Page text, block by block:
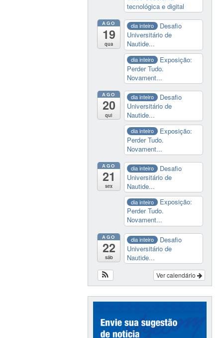
tecnológica e digital
AGO
19
qua
dia inteiro
Desafio
Universitário de
Nautide...
dia inteiro
Exposição:
Perder Tudo.
Novament...
AGO
20
qui
dia inteiro
Desafio
Universitário de
Nautide...
dia inteiro
Exposição:
Perder Tudo.
Novament...
AGO
21
sex
dia inteiro
Desafio
Universitário de
Nautide...
dia inteiro
Exposição:
Perder Tudo.
Novament...
AGO
22
sáb
dia inteiro
Desafio
Universitário de
Nautide...
Ver calendário